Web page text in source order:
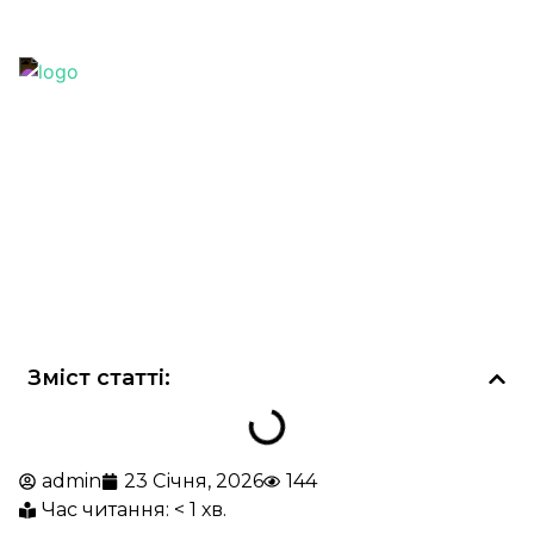
admin 23 Січня, 2026
144
Час читання: < 1 хв.
Зміст статті: